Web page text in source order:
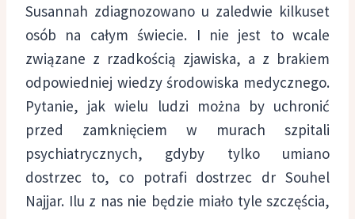
Susannah zdiagnozowano u zaledwie kilkuset
osób na całym świecie. I nie jest to wcale
związane z rzadkością zjawiska, a z brakiem
odpowiedniej wiedzy środowiska medycznego.
Pytanie, jak wielu ludzi można by uchronić
przed zamknięciem w murach szpitali
psychiatrycznych, gdyby tylko umiano
dostrzec to, co potrafi dostrzec dr Souhel
Najjar. Ilu z nas nie będzie miało tyle szczęścia,